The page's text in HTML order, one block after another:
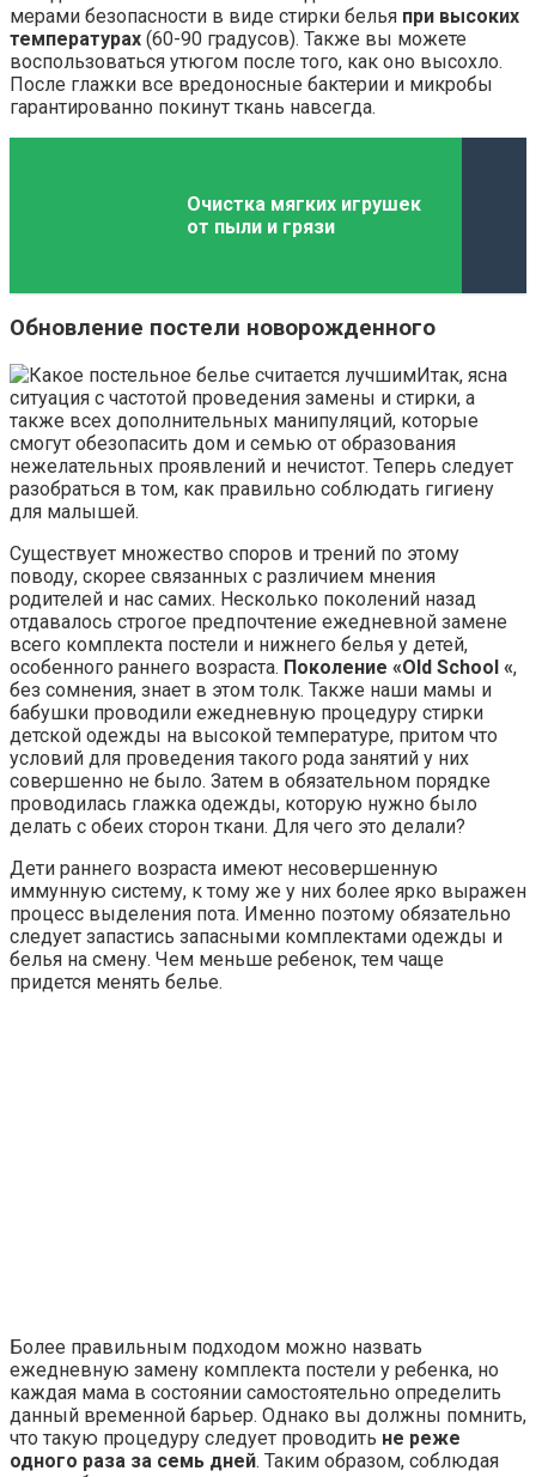
мерами безопасности в виде стирки белья при высоких
температурах (60-90 градусов). Также вы можете
воспользоваться утюгом после того, как оно высохло.
После глажки все вредоносные бактерии и микробы
гарантированно покинут ткань навсегда.
Очистка мягких игрушек
от пыли и грязи
Обновление постели новорожденного
Итак, ясна
ситуация с частотой проведения замены и стирки, а
также всех дополнительных манипуляций, которые
смогут обезопасить дом и семью от образования
нежелательных проявлений и нечистот. Теперь следует
разобраться в том, как правильно соблюдать гигиену
для малышей.
Существует множество споров и трений по этому
поводу, скорее связанных с различием мнения
родителей и нас самих. Несколько поколений назад
отдавалось строгое предпочтение ежедневной замене
всего комплекта постели и нижнего белья у детей,
особенного раннего возраста. Поколение «Old School «,
без сомнения, знает в этом толк. Также наши мамы и
бабушки проводили ежедневную процедуру стирки
детской одежды на высокой температуре, притом что
условий для проведения такого рода занятий у них
совершенно не было. Затем в обязательном порядке
проводилась глажка одежды, которую нужно было
делать с обеих сторон ткани. Для чего это делали?
Дети раннего возраста имеют несовершенную
иммунную систему, к тому же у них более ярко выражен
процесс выделения пота. Именно поэтому обязательно
следует запастись запасными комплектами одежды и
белья на смену. Чем меньше ребенок, тем чаще
придется менять белье.
Более правильным подходом можно назвать
ежедневную замену комплекта постели у ребенка, но
каждая мама в состоянии самостоятельно определить
данный временной барьер. Однако вы должны помнить,
что такую процедуру следует проводить не реже
одного раза за семь дней. Таким образом, соблюдая